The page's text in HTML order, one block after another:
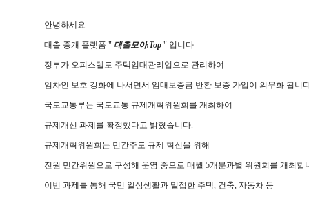
안녕하세요
대출 중개 플랫폼 " 대출모아.Top" 입니다
정부가 오피스텔도 주택임대관리업으로 관리하여
임차인 보호 강화에 나서면서 임대보증금 반환 보증 가입이 의무화 됩니
국토교통부는 국토교통 규제개혁위원회를 개최하여
규제개선 과제를 확정했다고 밝혔습니다.
규제개혁위원회는 민간주도 규제 혁신을 위해
전원 민간위원으로 구성해 운영 중으로 매월 5개분과별 위원회를 개최합
이번 과제를 통해 국민 일상생활과 밀접한 주택, 건축, 자동차 등